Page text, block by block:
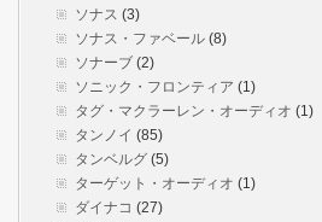
ソナス (3)
ソナス・ファベール (8)
ソナーブ (2)
ソニック・フロンティア (1)
タグ・マクラーレン・オーディオ (1)
タンノイ (85)
タンベルグ (5)
ターゲット・オーディオ (1)
ダイナコ (27)